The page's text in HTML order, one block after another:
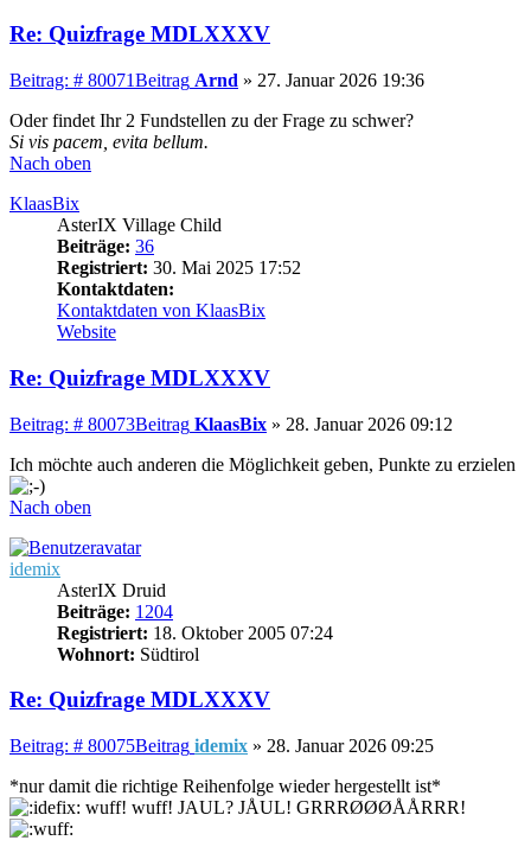
Re: Quizfrage MDLXXXV
Beitrag: # 80071Beitrag Arnd » 27. Januar 2026 19:36
Oder findet Ihr 2 Fundstellen zu der Frage zu schwer?
Si vis pacem, evita bellum.
Nach oben
KlaasBix
AsterIX Village Child
Beiträge: 36
Registriert: 30. Mai 2025 17:52
Kontaktdaten:
Kontaktdaten von KlaasBix
Website
Re: Quizfrage MDLXXXV
Beitrag: # 80073Beitrag KlaasBix » 28. Januar 2026 09:12
Ich möchte auch anderen die Möglichkeit geben, Punkte zu erzielen
Nach oben
idemix
AsterIX Druid
Beiträge: 1204
Registriert: 18. Oktober 2005 07:24
Wohnort: Südtirol
Re: Quizfrage MDLXXXV
Beitrag: # 80075Beitrag idemix » 28. Januar 2026 09:25
*nur damit die richtige Reihenfolge wieder hergestellt ist*
wuff! wuff! JAUL? JÅUL! GRRRØØØÅÅRRR!